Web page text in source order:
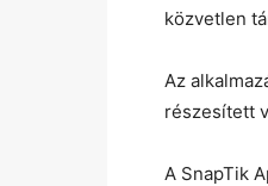
közvetlen
Az
részesített
A SnapTik